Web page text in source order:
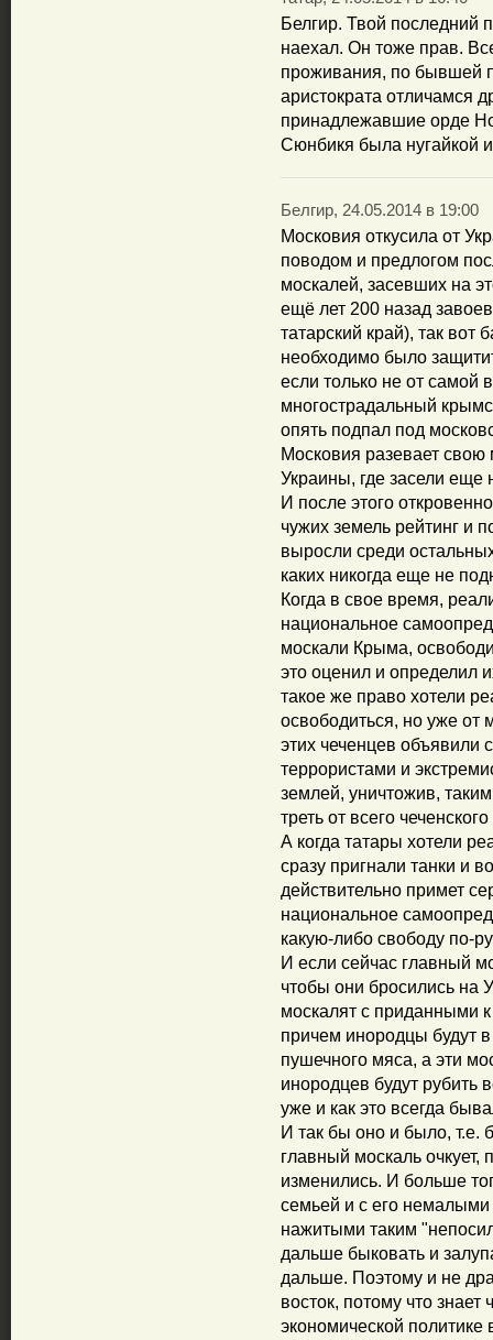
Белгир. Твой последний
наехал. Он тоже прав.
проживания, по бывшей
аристократа отличамся
принадлежавшие орде
Сюнбикя была нугайкой
Белгир, 24.05.2014 в 19:00
Московия откусила от
поводом и предлогом
москалей, засевших на
ещё лет 200 назад
татарский край), так вот
необходимо было
если только не от самой
многострадальный
опять подпал под
Московия разевает
Украины, где засели еще
И после этого
чужих земель рейтинг и
выросли среди
каких никогда еще не
Когда в свое время,
национальное
москали Крыма,
это оценил и определил
такое же право хотели
освободиться, но уже от
этих чеченцев объявили
террористами и
землей, уничтожив,
треть от всего
А когда татары хотели
сразу пригнали танки и
действительно примет
национальное
какую-либо свободу по-
И если сейчас главный
чтобы они бросились на
москалят с приданными
причем инородцы будут
пушечного мяса, а эти
инородцев будут рубить
уже и как это всегда
И так бы оно и было, т.е.
главный москаль очкует,
изменились. И больше
семьей и с его
нажитыми таким
дальше быковать и
дальше. Поэтому и не
восток, потому что
экономической политике